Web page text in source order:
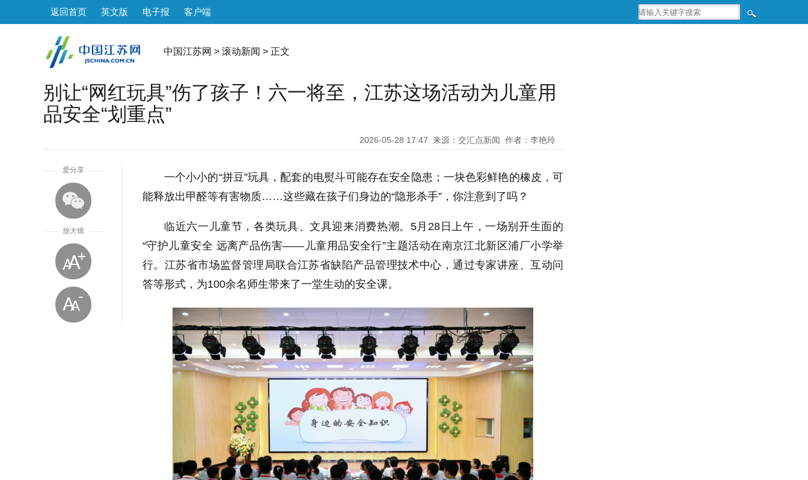
返回首页 英文版 电子报 客户端
中国江苏网 > 滚动新闻 > 正文
别让“网红玩具”伤了孩子！六一将至，江苏这场活动为儿童用
品安全“划重点”
2026-05-28 17:47 来源：交汇点新闻 作者：李艳玲
爱分享
放大镜
一个小小的“拼豆”玩具，配套的电熨斗可能存在安全隐患；一块色彩鲜艳的橡皮，可
能释放出甲醛等有害物质……这些藏在孩子们身边的“隐形杀手”，你注意到了吗？
临近六一儿童节，各类玩具、文具迎来消费热潮。5月28日上午，一场别开生面的
“守护儿童安全 远离产品伤害——儿童用品安全行”主题活动在南京江北新区浦厂小学举
行。江苏省市场监督管理局联合江苏省缺陷产品管理技术中心，通过专家讲座、互动问
答等形式，为100余名师生带来了一堂生动的安全课。